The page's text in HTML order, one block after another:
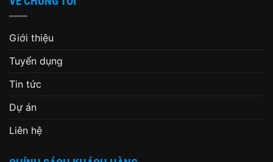
Giới thiệu
Tuyển dụng
Tin tức
Dự án
Liên hệ